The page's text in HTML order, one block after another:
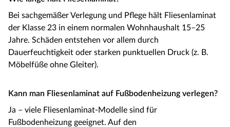
Bei sachgemäßer Verlegung und Pflege hält Fliesenlaminat
der Klasse 23 in einem normalen Wohnhaushalt 15–25
Jahre. Schäden entstehen vor allem durch
Dauerfeuchtigkeit oder starken punktuellen Druck (z. B.
Möbelfüße ohne Gleiter).
Kann man Fliesenlaminat auf Fußbodenheizung verlegen?
Ja – viele Fliesenlaminat-Modelle sind für
Fußbodenheizung geeignet. Auf den